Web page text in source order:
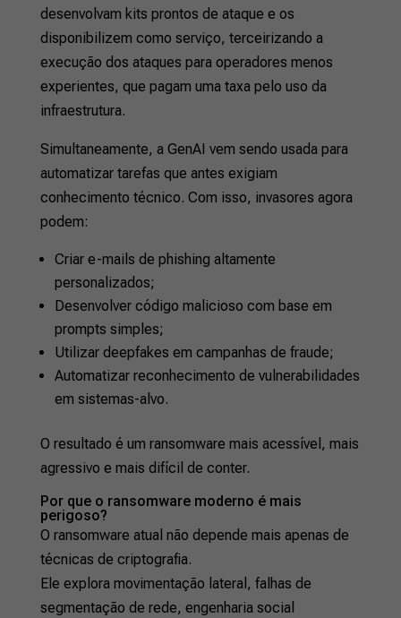
desenvolvam kits prontos de ataque e os
disponibilizem como serviço, terceirizando a
execução dos ataques para operadores menos
experientes, que pagam uma taxa pelo uso da
infraestrutura.
Simultaneamente, a GenAI vem sendo usada para
automatizar tarefas que antes exigiam
conhecimento técnico. Com isso, invasores agora
podem:
Criar e-mails de phishing altamente
personalizados;
Desenvolver código malicioso com base em
prompts simples;
Utilizar deepfakes em campanhas de fraude;
Automatizar reconhecimento de vulnerabilidades
em sistemas-alvo.
O resultado é um ransomware mais acessível, mais
agressivo e mais difícil de conter.
Por que o ransomware moderno é mais
perigoso?
O ransomware atual não depende mais apenas de
técnicas de criptografia.
Ele explora movimentação lateral, falhas de
segmentação de rede, engenharia social